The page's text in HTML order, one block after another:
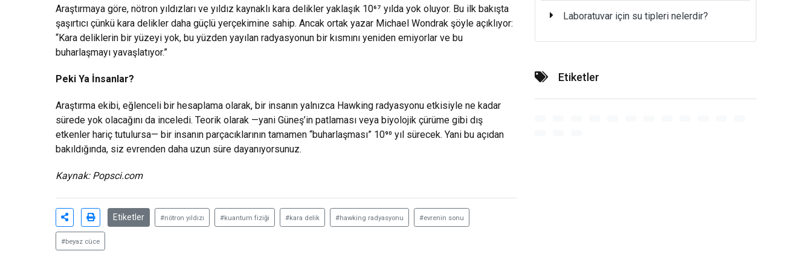
Araştırmaya göre, nötron yıldızları ve yıldız kaynaklı kara delikler yaklaşık 10⁶⁷ yılda yok oluyor. Bu ilk bakışta
şaşırtıcı çünkü kara delikler daha güçlü yerçekimine sahip. Ancak ortak yazar Michael Wondrak şöyle açıklıyor:
“Kara deliklerin bir yüzeyi yok, bu yüzden yayılan radyasyonun bir kısmını yeniden emiyorlar ve bu
buharlaşmayı yavaşlatıyor.”
Peki Ya İnsanlar?
Araştırma ekibi, eğlenceli bir hesaplama olarak, bir insanın yalnızca Hawking radyasyonu etkisiyle ne kadar
sürede yok olacağını da inceledi. Teorik olarak —yani Güneş’in patlaması veya biyolojik çürüme gibi dış
etkenler hariç tutulursa— bir insanın parçacıklarının tamamen “buharlaşması” 10⁹⁰ yıl sürecek. Yani bu açıdan
bakıldığında, siz evrenden daha uzun süre dayanıyorsunuz.
Kaynak: Popsci.com
Etiketler #nötron yıldızı #kuantum fiziği #kara delik #hawking radyasyonu #evrenin sonu
#beyaz cüce
Laboratuvar için su tipleri nelerdir?
Etiketler